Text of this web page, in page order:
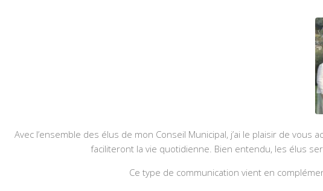
Avec l’ensemble des élus de mon Conseil Municipal, j’ai le plaisir de
faciliteront la vie quotidienne. Bien entendu, les élus
Ce type de communication vient en